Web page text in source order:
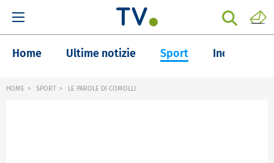
Home Ultime notizie Sport Inchieste
HOME SPORT LE PAROLE DI COMOLLI